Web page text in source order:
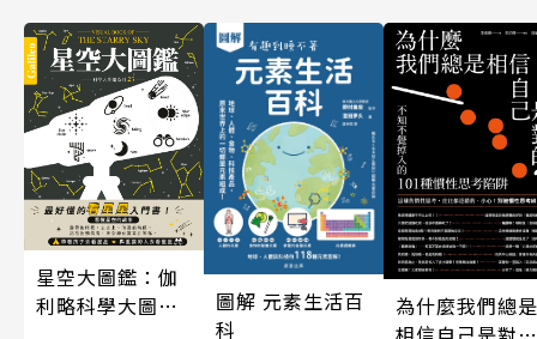
星空大圖鑑：伽
利略科學大圖鑑
圖解 元素生活百
科
為什麼我們總是